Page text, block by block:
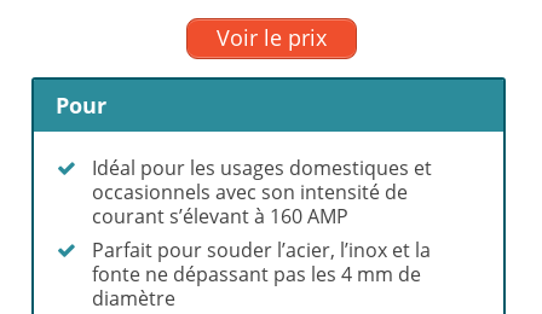
Voir le prix
Pour
Idéal pour les usages domestiques et
occasionnels avec son intensité de
courant s’élevant à 160 AMP
Parfait pour souder l’acier, l’inox et la
fonte ne dépassant pas les 4 mm de
diamètre